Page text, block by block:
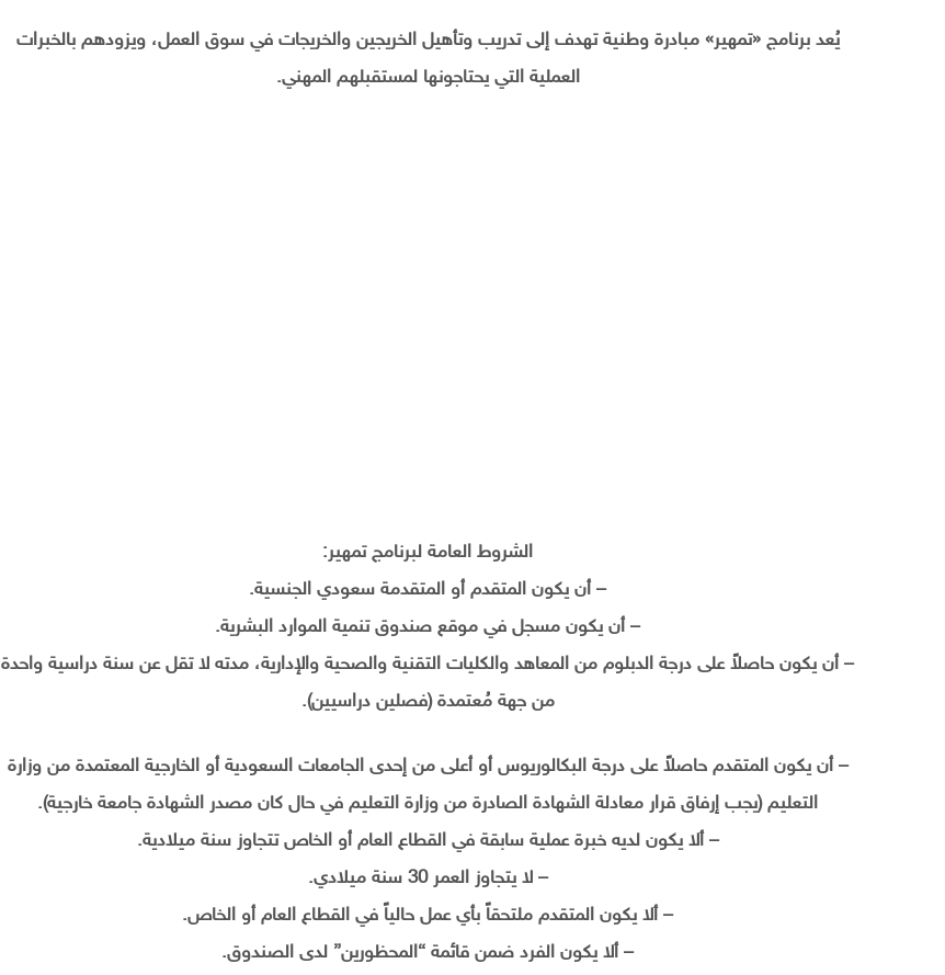
يُعد برنامج «تمهير» مبادرة وطنية تهدف إلى تدريب وتأهيل الخريجين والخريجات في سوق العمل، ويزودهم بالخبرات
العملية التي يحتاجونها لمستقبلهم المهني.
الشروط العامة لبرنامج تمهير:
– أن يكون المتقدم أو المتقدمة سعودي الجنسية.
– أن يكون مسجل في موقع صندوق تنمية الموارد البشرية.
– أن يكون حاصلاً على درجة الدبلوم من المعاهد والكليات التقنية والصحية والإدارية، مدته لا تقل عن سنة دراسية واحدة
من جهة مُعتمدة (فصلين دراسيين).
– أن يكون المتقدم حاصلاً على درجة البكالوريوس أو أعلى من إحدى الجامعات السعودية أو الخارجية المعتمدة من وزارة
التعليم (يجب إرفاق قرار معادلة الشهادة الصادرة من وزارة التعليم في حال كان مصدر الشهادة جامعة خارجية).
– ألا يكون لديه خبرة عملية سابقة في القطاع العام أو الخاص تتجاوز سنة ميلادية.
– لا يتجاوز العمر 30 سنة ميلادي.
– ألا يكون المتقدم ملتحقاً بأي عمل حالياً في القطاع العام أو الخاص.
– ألا يكون الفرد ضمن قائمة “المحظورين” لدى الصندوق.